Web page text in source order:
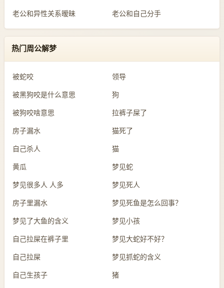
老公和异性关系暧昧 老公和自己分手
热门周公解梦
被蛇咬 领导
被黑狗咬是什么意思 狗
被狗咬啥意思 拉裤子屎了
房子漏水 猫死了
自己杀人 猫
黄瓜 梦见蛇
梦见很多人 人多 梦见死人
房子里漏水 梦见死鱼是怎么回事？
梦见了大鱼的含义 梦见小孩
自己拉屎在裤子里 梦见大蛇好不好？
自己拉屎 梦见抓蛇的含义
自己生孩子 猪